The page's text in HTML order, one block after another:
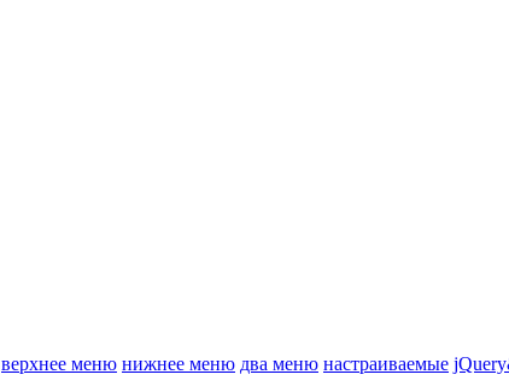
верхнее меню нижнее меню два меню настраиваемые